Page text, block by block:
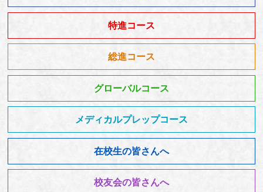
特進コース
総進コース
グローバルコース
メディカルプレップコース
在校生の皆さんへ
校友会の皆さんへ